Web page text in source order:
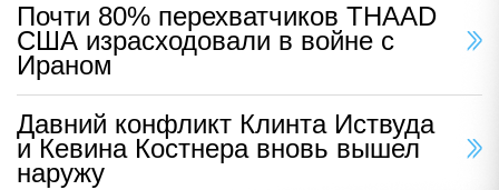
Почти 80% перехватчиков THAAD
США израсходовали в войне с
Ираном
Давний конфликт Клинта Иствуда
и Кевина Костнера вновь вышел
наружу